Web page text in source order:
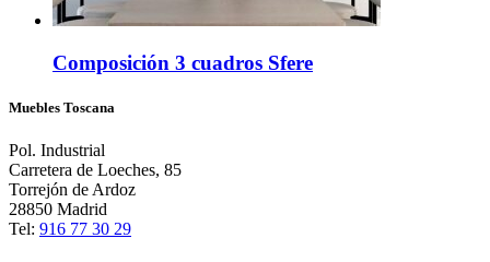
Composición 3 cuadros Sfere
Muebles Toscana
Pol. Industrial
Carretera de Loeches, 85
Torrejón de Ardoz
28850 Madrid
Tel: 916 77 30 29